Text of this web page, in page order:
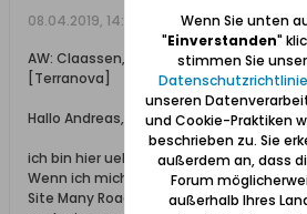
08.04.2019, 14:30
AW: Claassen, Gustav Her(r)man(n)
[Terranova]
Hallo Andreas,
ich bin hier ueber den Ort
Wenn ich mich recht entsinne, gibt es
Site Many Roads.com (vielleicht auch
Wenn Sie unten
"Einverstanden"
stimmen Sie
Datenschutzrichtlinie
unseren
und Cookie-Praktiken
beschrieben zu. Sie
außerdem an, dass
Forum
außerhalb Ihres